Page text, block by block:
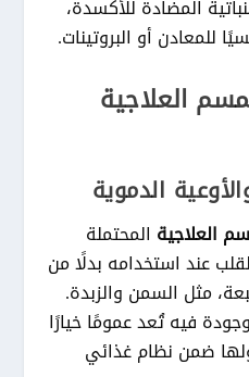
المضادة للأكسدة،
للمعادن أو البروتينات.
العلاجية
العلاجية المحتملة
عند استخدامه بدلًا من
مثل السمن والزبدة.
فيه تُعد عمومًا خيارًا
ضمن نظام غذائي